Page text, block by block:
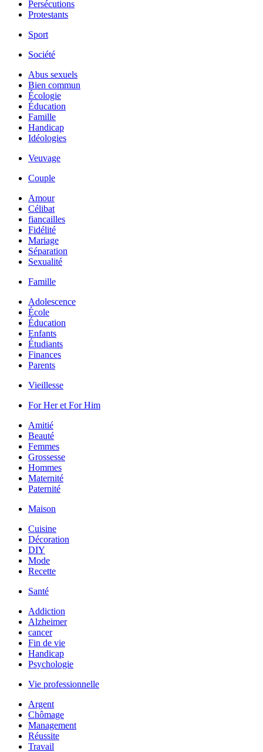
Persécutions
Protestants
Sport
Société
Abus sexuels
Bien commun
Écologie
Éducation
Famille
Handicap
Idéologies
Veuvage
Couple
Amour
Célibat
fiancailles
Fidélité
Mariage
Séparation
Sexualité
Famille
Adolescence
École
Éducation
Enfants
Étudiants
Finances
Parents
Vieillesse
For Her et For Him
Amitié
Beauté
Femmes
Grossesse
Hommes
Maternité
Paternité
Maison
Cuisine
Décoration
DIY
Mode
Recette
Santé
Addiction
Alzheimer
cancer
Fin de vie
Handicap
Psychologie
Vie professionnelle
Argent
Chômage
Management
Réussite
Travail